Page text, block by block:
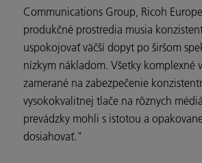
Communications Group, Ricoh
produkčné prostredia musia
uspokojovať väčší dopyt po širšom
nízkym nákladom. Všetky komplexné
zamerané na zabezpečenie
vysokokvalitnej tlače na rôznych
prevádzky mohli s istotou a
dosiahovať."